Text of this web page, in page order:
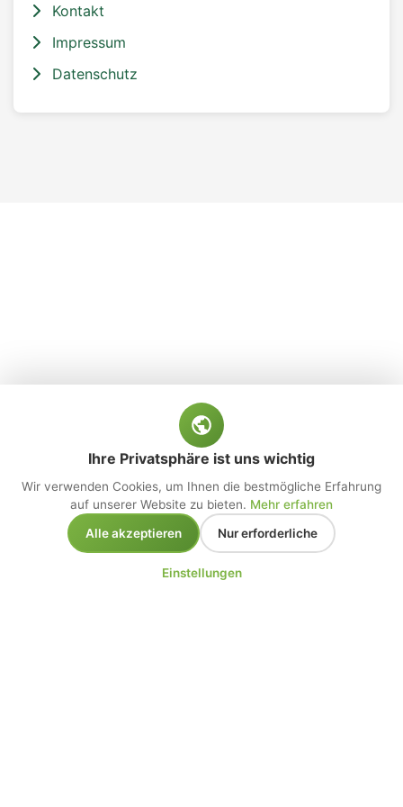
Kontakt
Impressum
Datenschutz
Ihre Privatsphäre ist uns wichtig
Wir verwenden Cookies, um Ihnen die bestmögliche Erfahrung
auf unserer Website zu bieten. Mehr erfahren
Alle akzeptieren
Nur erforderliche
Einstellungen